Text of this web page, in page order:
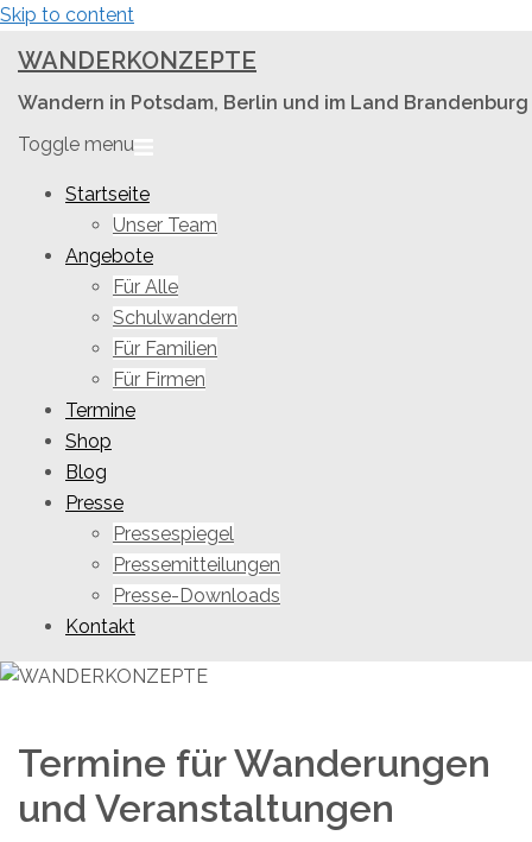
Skip to content
WANDERKONZEPTE
Wandern in Potsdam, Berlin und im Land Brandenburg
Toggle menu
Startseite
Unser Team
Angebote
Für Alle
Schulwandern
Für Familien
Für Firmen
Termine
Shop
Blog
Presse
Pressespiegel
Pressemitteilungen
Presse-Downloads
Kontakt
Termine für Wanderungen
und Veranstaltungen